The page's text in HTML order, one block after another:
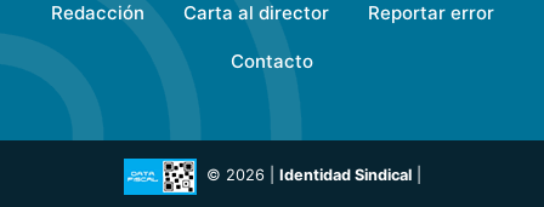
Redacción Carta al director Reportar error
Contacto
© 2026 | Identidad Sindical